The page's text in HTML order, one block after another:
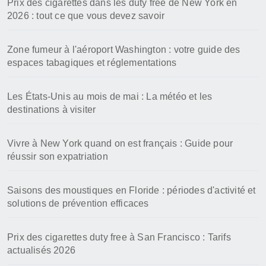
Prix des cigarettes dans les duty free de New York en
2026 : tout ce que vous devez savoir
Zone fumeur à l'aéroport Washington : votre guide des
espaces tabagiques et réglementations
Les États-Unis au mois de mai : La météo et les
destinations à visiter
Vivre à New York quand on est français : Guide pour
réussir son expatriation
Saisons des moustiques en Floride : périodes d'activité et
solutions de prévention efficaces
Prix des cigarettes duty free à San Francisco : Tarifs
actualisés 2026